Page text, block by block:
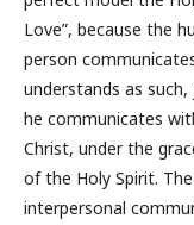
Love”, because the
person
understands as such,
he communicates
Christ, under the
of the Holy Spirit.
interpersonal